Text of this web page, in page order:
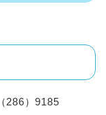
）9185